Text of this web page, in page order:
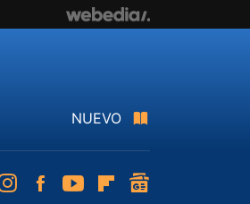
NUEVO
InstagramFacebookYoutubeFlipboard